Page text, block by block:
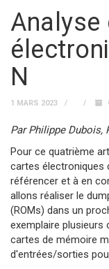
N
1 MARS 2023
Par Philippe Dubois,
Pour ce quatrième
cartes électroniques
référencer et à en
allons réaliser le
(ROMs) dans un
exemplaire plusieurs
cartes de mémoire
d'entrées/sorties